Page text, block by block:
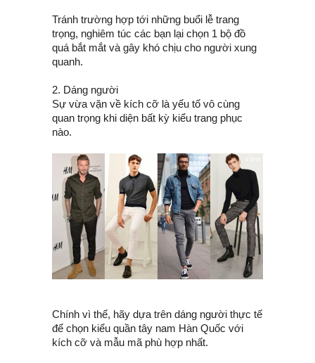
Tránh trường hợp tới những buổi lễ trang
trọng, nghiêm túc các bạn lại chọn 1 bộ đồ
quá bắt mắt và gây khó chịu cho người xung
quanh.
2. Dáng người
Sự vừa vặn về kích cỡ là yếu tố vô cùng
quan trọng khi diện bất kỳ kiểu trang phục
nào.
Chính vì thế, hãy dựa trên dáng người thực tế
để chọn kiểu quần tây nam Hàn Quốc với
kích cỡ và mẫu mã phù hợp nhất.